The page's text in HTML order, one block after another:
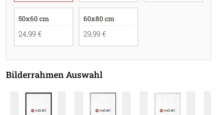
50x60 cm
24,99 €
60x80 cm
29,99 €
Bilderrahmen Auswahl